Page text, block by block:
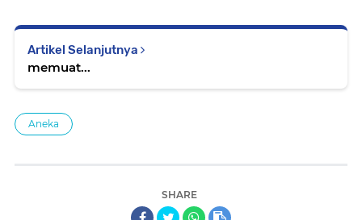
Artikel Selanjutnya
memuat...
Aneka
SHARE